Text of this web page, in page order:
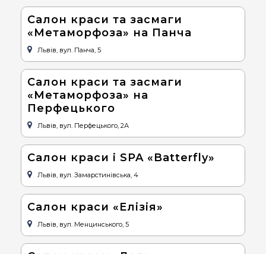
Салон краси та засмаги
«Метаморфоза» на Панча
Львів, вул. Панча, 5
Cалон краси та засмаги
«Метаморфоза» на
Перфецького
Львів, вул. Перфецького, 2А
Салон краси і SPA «Batterfly»
Львів, вул. Замарстинівська, 4
Салон краси «Елізія»
Львів, вул. Менцинського, 5